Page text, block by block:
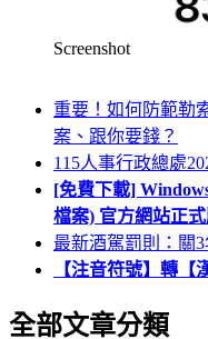
Screenshot
重要！如何防範勒
案、跟你要錢？
115人事行政總處
[免費下載]
檔案) 官方網站正
最新酒駕罰則：關
【注音符號】轉【
全部文章分類